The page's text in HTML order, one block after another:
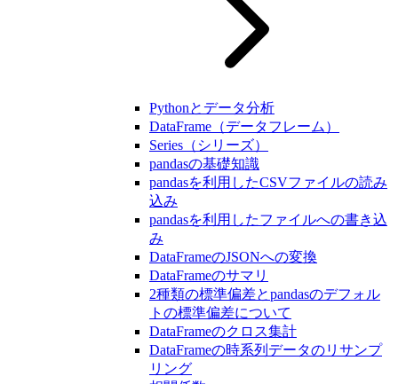
Pythonとデータ分析
DataFrame（データフレーム）
Series（シリーズ）
pandasの基礎知識
pandasを利用したCSVファイルの読み
込み
pandasを利用したファイルへの書き込
み
DataFrameのJSONへの変換
DataFrameのサマリ
2種類の標準偏差とpandasのデフォル
トの標準偏差について
DataFrameのクロス集計
DataFrameの時系列データのリサンプ
リング